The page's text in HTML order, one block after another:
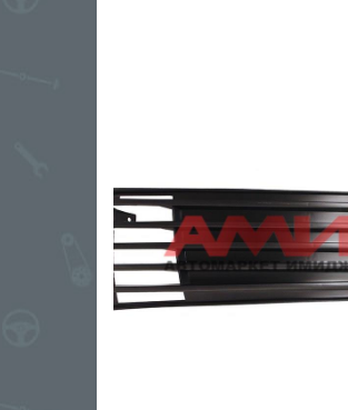
БЫСТРЫЙ ПРОСМОТР